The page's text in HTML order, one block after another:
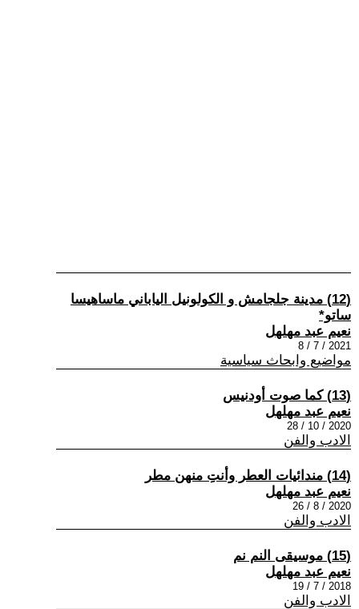
(12) مدينة جلجامش و الكولونيل الياباني ماساهيسا
ساتو*
نعيم عبد مهلهل
2021 / 7 / 8
مواضيع وابحاث سياسية
(13) كما صوت أودنيس
نعيم عبد مهلهل
2020 / 10 / 28
الادب والفن
(14) مندائيات العطر وأنتِ منهن مطر
نعيم عبد مهلهل
2020 / 8 / 26
الادب والفن
(15) موسيقى النم نم
نعيم عبد مهلهل
2018 / 7 / 19
الادب والفن